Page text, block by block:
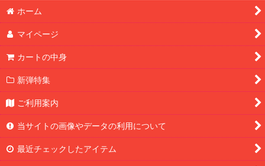
ホーム
マイページ
カートの中身
新弾特集
ご利用案内
当サイトの画像やデータの利用について
最近チェックしたアイテム